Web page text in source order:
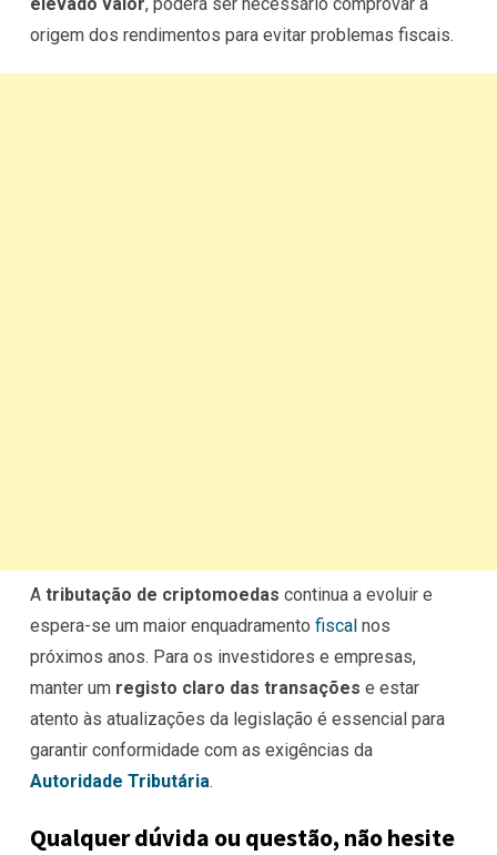
origem dos rendimentos para evitar problemas fiscais.
A tributação de criptomoedas continua a evoluir e
espera-se um maior enquadramento fiscal nos
próximos anos. Para os investidores e empresas,
manter um registo claro das transações e estar
atento às atualizações da legislação é essencial para
garantir conformidade com as exigências da
Autoridade Tributária.
Qualquer dúvida ou questão, não hesite